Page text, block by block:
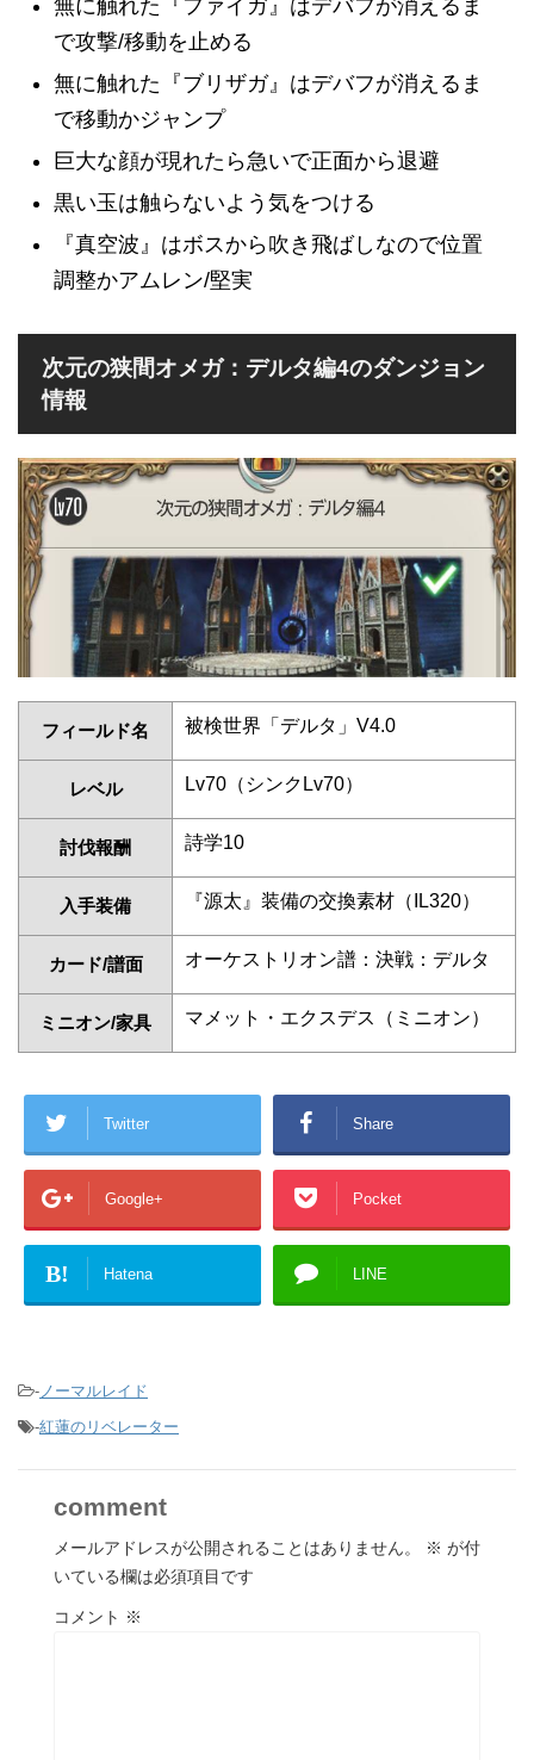
無に触れた『ファイガ』はデバフが消えるま
で攻撃/移動を止める
無に触れた『ブリザガ』はデバフが消えるま
で移動かジャンプ
巨大な顔が現れたら急いで正面から退避
黒い玉は触らないよう気をつける
『真空波』はボスから吹き飛ばしなので位置
調整かアムレン/堅実
次元の狭間オメガ：デルタ編4のダンジョン
情報
フィールド名 被検世界「デルタ」V4.0
レベル Lv70（シンクLv70）
討伐報酬 詩学10
入手装備 『源太』装備の交換素材（IL320）
カード/譜面 オーケストリオン譜：決戦：デルタ
ミニオン/家具 マメット・エクスデス（ミニオン）
Twitter Share
Google+ Pocket
B! Hatena LINE
-ノーマルレイド
-紅蓮のリベレーター
comment
メールアドレスが公開されることはありません。 ※ が付
いている欄は必須項目です
コメント ※